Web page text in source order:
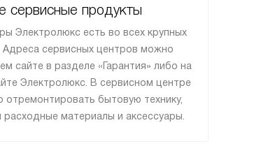
сервисные продукты
Электролюкс есть во всех крупных
Адреса сервисных центров можно
сайте в разделе «Гарантия» либо на
Электролюкс. В сервисном центре
отремонтировать бытовую технику,
расходные материалы и аксессуары.